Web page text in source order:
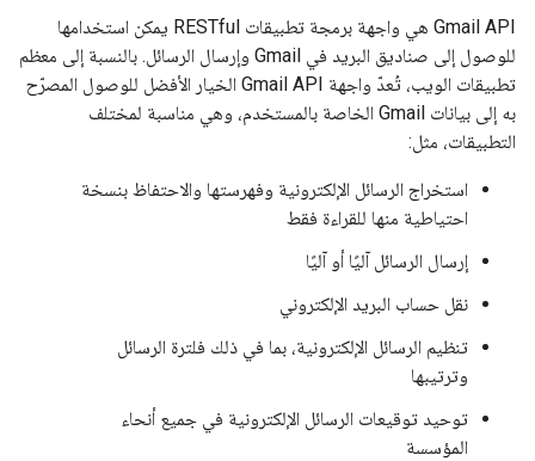
‫Gmail API هي واجهة برمجة تطبيقات RESTful يمكن استخدامها
للوصول إلى صناديق البريد في Gmail وإرسال الرسائل. بالنسبة إلى معظم
تطبيقات الويب، تُعدّ واجهة Gmail API الخيار الأفضل للوصول المصرّح
به إلى بيانات Gmail الخاصة بالمستخدم، وهي مناسبة لمختلف
التطبيقات، مثل:
استخراج الرسائل الإلكترونية وفهرستها والاحتفاظ بنسخة
احتياطية منها للقراءة فقط
إرسال الرسائل آليًا أو آليًا
نقل حساب البريد الإلكتروني
تنظيم الرسائل الإلكترونية، بما في ذلك فلترة الرسائل
وترتيبها
توحيد توقيعات الرسائل الإلكترونية في جميع أنحاء
المؤسسة